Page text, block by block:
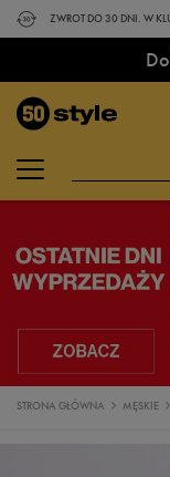
ZWROT DO 30 DNI. W
STRONA GŁÓWNA MĘSKIE